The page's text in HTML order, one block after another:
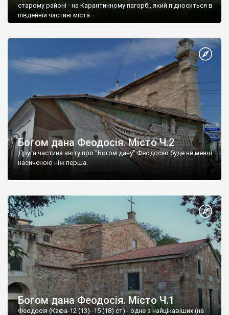
старому районі - на Карантинному пагорбі, який підноситься в
південній частині міста.
Богом дана Феодосія. Місто Ч.2
Друга частина звіту про "Богом дану" Феодосію буде не менш
насиченою ніж перша.
Богом дана Феодосія. Місто Ч.1
Феодосія (Кафа-12 (13) -15 (18) ст) - одне з найцікавіших (на